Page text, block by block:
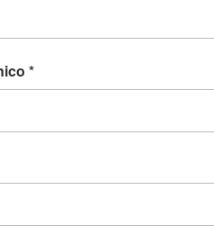
*